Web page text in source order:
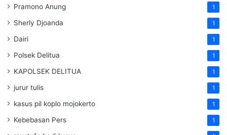
Pramono Anung 1
Sherly Djoanda 1
Dairi 1
Polsek Delitua 1
KAPOLSEK DELITUA 1
jurur tulis 1
kasus pil koplo mojokerto 1
Kebebasan Pers 1